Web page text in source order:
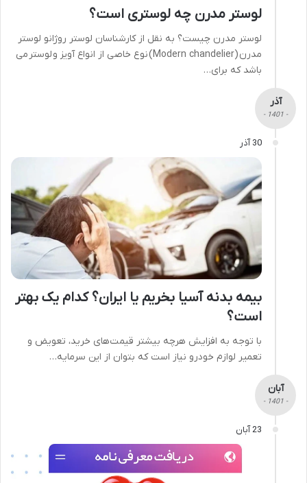
لوستر مدرن چه لوستری است؟
لوستر مدرن چیست؟ به نقل از کارشناسان لوستر روژانو لوستر
مدرن (Modern chandelier) نوع خاصی از انواع آویز و لوستر می
باشد که برای…
آذر
- 1401 -
30 آذر
بیمه بدنه آسیا بخریم یا ایران؟ کدام یک بهتر
است؟
با توجه به افزایش هرچه بیشتر قیمت‌های خرید، تعویض و
تعمیر لوازم خودرو نیاز است که بتوان از این سرمایه…
آبان
- 1401 -
23 آبان